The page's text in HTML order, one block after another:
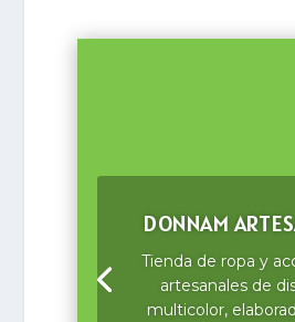
DONNAM
Tienda de ropa y
artesanales de
multicolor,